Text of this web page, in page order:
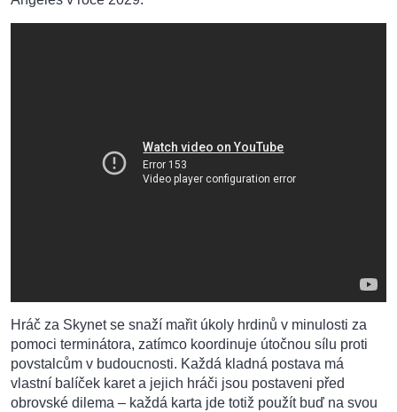
Hráč za Skynet se snaží mařit úkoly hrdinů v minulosti za
pomoci terminátora, zatímco koordinuje útočnou sílu proti
povstalcům v budoucnosti. Každá kladná postava má
vlastní balíček karet a jejich hráči jsou postaveni před
obrovské dilema – každá karta jde totiž použít buď na svou